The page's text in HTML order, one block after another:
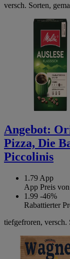
versch. Sorten,
Angebot:
Pizza, Die
Piccolinis
1.79 App
App Preis
1.99 -46%
Rabattierter
tiefgefroren,